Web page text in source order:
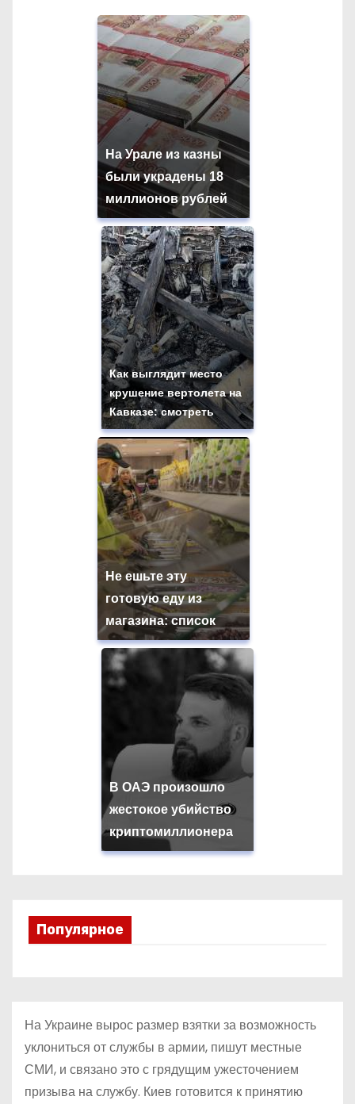
На Урале из казны
были украдены 18
миллионов рублей
Как выглядит место
крушение вертолета на
Кавказе: смотреть
Не ешьте эту
готовую еду из
магазина: список
В ОАЭ произошло
жестокое убийство
криптомиллионера
Популярное
На Украине вырос размер взятки за возможность
уклониться от службы в армии, пишут местные
СМИ, и связано это с грядущим ужесточением
призыва на службу. Киев готовится к принятию